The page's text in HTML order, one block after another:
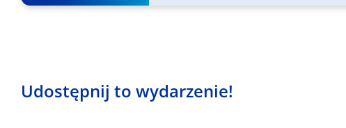
Udostępnij to wydarzenie!